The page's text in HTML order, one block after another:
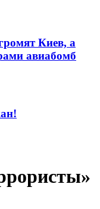
Киев, а
авиабомб